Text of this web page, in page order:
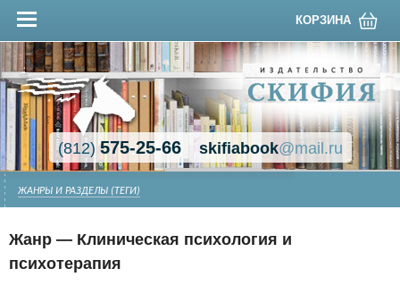
КОРЗИНА
(812)575-25-66 skifiabook@mail.ru
ЖАНРЫ И РАЗДЕЛЫ (ТЕГИ)
Жанр — Клиническая психология и
психотерапия